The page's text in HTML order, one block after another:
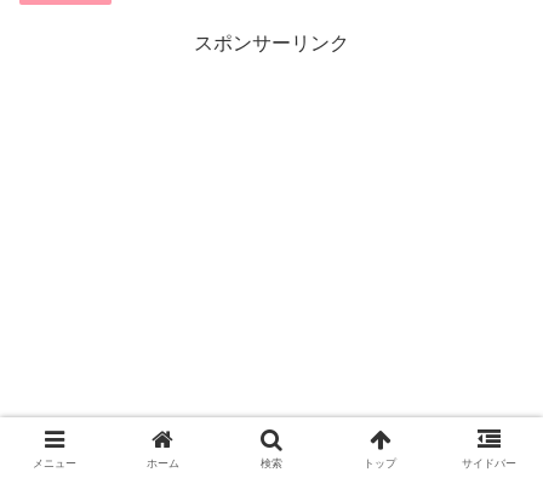
スポンサーリンク
メニュー ホーム 検索 トップ サイドバー